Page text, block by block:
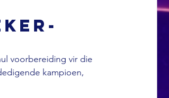
voorbereiding vir die
kampioen,